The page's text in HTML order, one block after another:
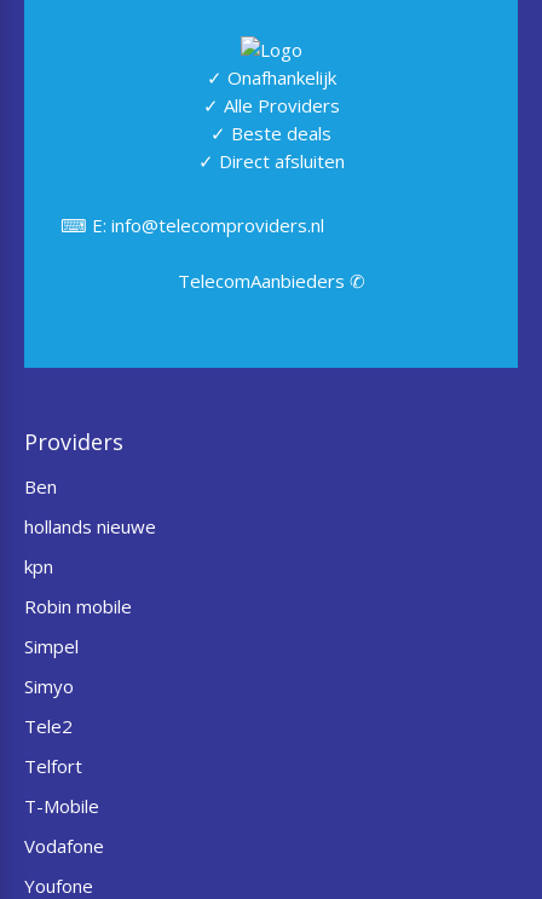
✓ Onafhankelijk
✓ Alle Providers
✓ Beste deals
✓ Direct afsluiten
⌨ E: info@telecomproviders.nl
TelecomAanbieders ✆
Providers
Ben
hollands nieuwe
kpn
Robin mobile
Simpel
Simyo
Tele2
Telfort
T-Mobile
Vodafone
Youfone